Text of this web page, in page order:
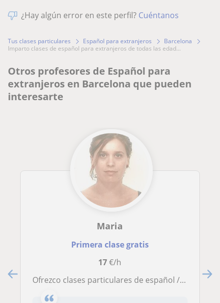
¿Hay algún error en este perfil? Cuéntanos
Tus clases particulares Español para extranjeros
Barcelona
imparto clases de español para extranjeros de todas las edad...
Otros profesores de Español para
extranjeros en Barcelona que pueden
interesarte
Maria
Primera clase gratis
17€/h
Ofrezco clases particulares de español / Private Spanish lessons